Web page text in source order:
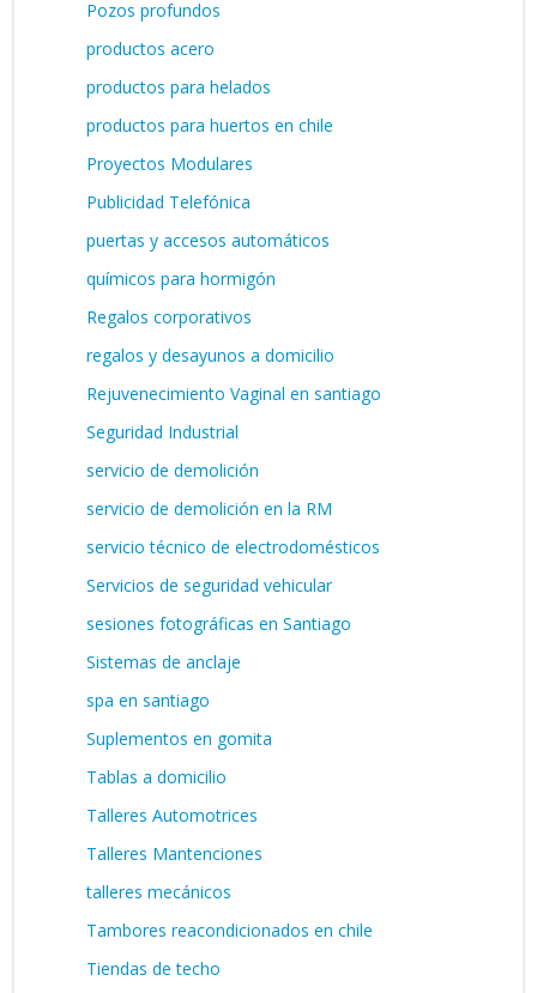
Pozos profundos
productos acero
productos para helados
productos para huertos en chile
Proyectos Modulares
Publicidad Telefónica
puertas y accesos automáticos
químicos para hormigón
Regalos corporativos
regalos y desayunos a domicilio
Rejuvenecimiento Vaginal en santiago
Seguridad Industrial
servicio de demolición
servicio de demolición en la RM
servicio técnico de electrodomésticos
Servicios de seguridad vehicular
sesiones fotográficas en Santiago
Sistemas de anclaje
spa en santiago
Suplementos en gomita
Tablas a domicilio
Talleres Automotrices
Talleres Mantenciones
talleres mecánicos
Tambores reacondicionados en chile
Tiendas de techo